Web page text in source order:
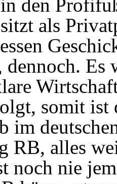
den
als
Es
somit ist
im
RB, alles
noch nie